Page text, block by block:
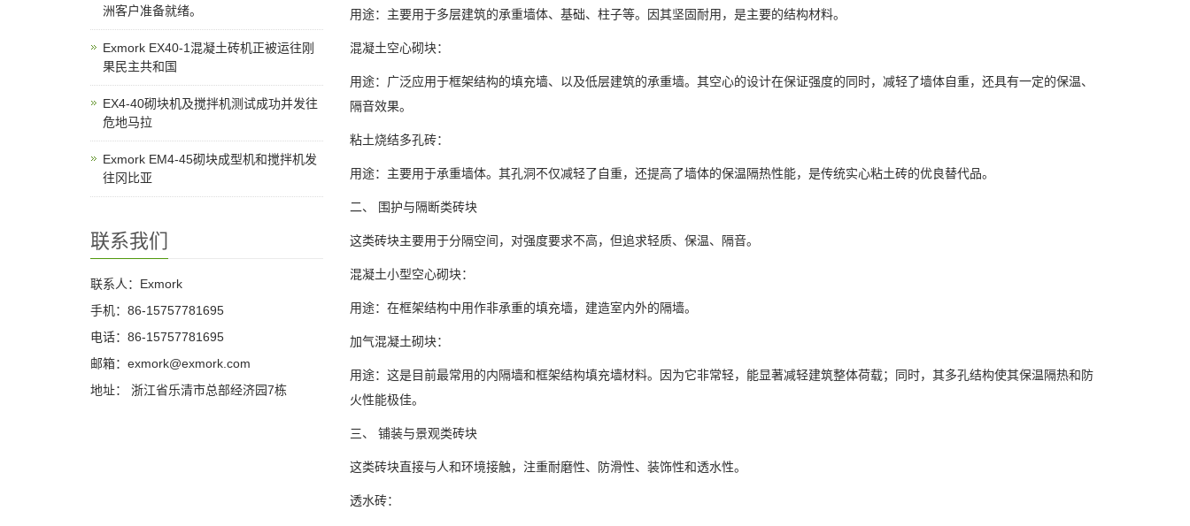
用途：主要用于多层建筑的承重墙体、基础、柱子等。因其坚固耐用，是主要的结构材料。
混凝土空心砌块：
用途：广泛应用于框架结构的填充墙、以及低层建筑的承重墙。其空心的设计在保证强度的同时，减轻了墙体自重，还具有一定的保温、
隔音效果。
粘土烧结多孔砖：
用途：主要用于承重墙体。其孔洞不仅减轻了自重，还提高了墙体的保温隔热性能，是传统实心粘土砖的优良替代品。
二、 围护与隔断类砖块
这类砖块主要用于分隔空间，对强度要求不高，但追求轻质、保温、隔音。
混凝土小型空心砌块：
用途：在框架结构中用作非承重的填充墙，建造室内外的隔墙。
加气混凝土砌块：
用途：这是目前最常用的内隔墙和框架结构填充墙材料。因为它非常轻，能显著减轻建筑整体荷载；同时，其多孔结构使其保温隔热和防
火性能极佳。
三、 铺装与景观类砖块
这类砖块直接与人和环境接触，注重耐磨性、防滑性、装饰性和透水性。
透水砖：
洲客户准备就绪。
Exmork EX40-1混凝土砖机正被运往刚
果民主共和国
EX4-40砌块机及搅拌机测试成功并发往
危地马拉
Exmork EM4-45砌块成型机和搅拌机发
往冈比亚
联系我们
联系人：Exmork
手机：86-15757781695
电话：86-15757781695
邮箱：exmork@exmork.com
地址： 浙江省乐清市总部经济园7栋